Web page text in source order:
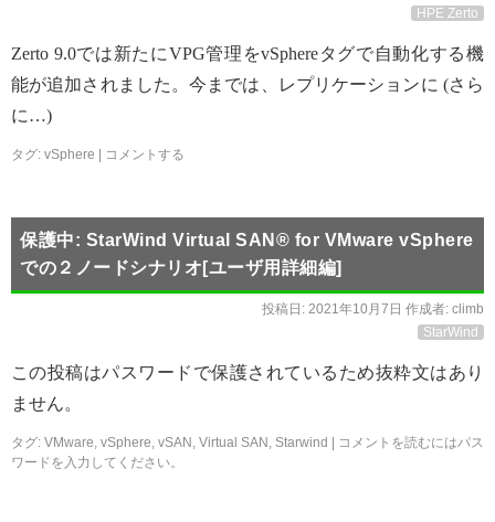
HPE Zerto
Zerto 9.0では新たにVPG管理をvSphereタグで自動化する機
能が追加されました。今までは、レプリケーションに (さら
に…)
タグ: vSphere コメントする
保護中: StarWind Virtual SAN® for VMware vSphere
での２ノードシナリオ[ユーザ用詳細編]
投稿日: 2021年10月7日 作成者: climb
StarWind
この投稿はパスワードで保護されているため抜粋文はあり
ません。
タグ: VMware, vSphere, vSAN , Virtual SAN , Starwind
コメントを読むにはパス
ワードを入力してください。